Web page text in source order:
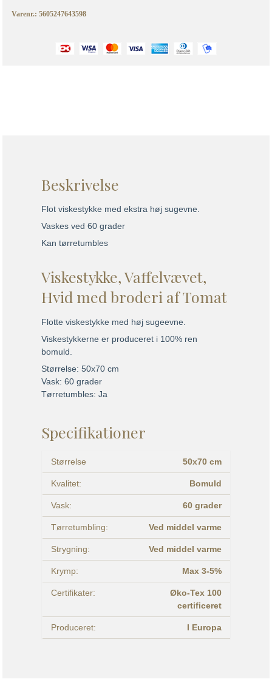
Varenr.: 5605247643598
Beskrivelse
Flot viskestykke med ekstra høj sugevne.
Vaskes ved 60 grader
Kan tørretumbles
Viskestykke, Vaffelvævet,
Hvid med broderi af Tomat
Flotte viskestykke med høj sugeevne.
Viskestykkerne er produceret i 100% ren
bomuld.
Størrelse: 50x70 cm
Vask: 60 grader
Tørretumbles: Ja
Specifikationer
Størrelse 50x70 cm
Kvalitet: Bomuld
Vask: 60 grader
Tørretumbling: Ved middel varme
Strygning: Ved middel varme
Krymp: Max 3-5%
Certifikater:
Øko-Tex 100
certificeret
Produceret: I Europa